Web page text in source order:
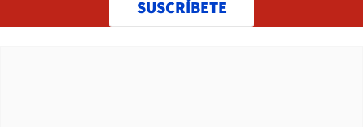
SUSCRÍBETE